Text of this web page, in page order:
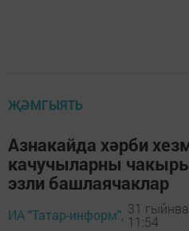
ҖӘМГЫЯТЬ
Азнакайда хәрби
качучыларны
эзли башлаячаклар
ИА "Татар-информ", 31
11:54